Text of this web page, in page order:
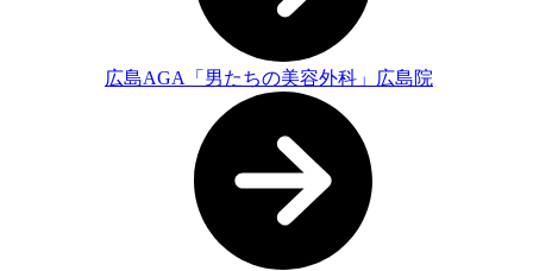
広島AGA「男たちの美容外科」広島院